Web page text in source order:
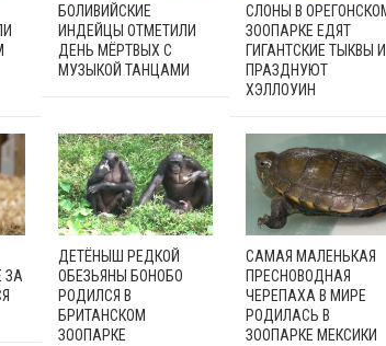
БОЛИВИЙСКИЕ
ИНДЕЙЦЫ ОТМЕТИЛИ
ДЕНЬ МЁРТВЫХ С
МУЗЫКОЙ ТАНЦАМИ
СЛОНЫ В
ЗООПАРКЕ ЕДЯТ
ГИГАНТСКИЕ ТЫКВЫ И
ПРАЗДНУЮТ
ХЭЛЛОУИН
ЗА
ДЕТЁНЫШ РЕДКОЙ
ОБЕЗЬЯНЫ БОНОБО
РОДИЛСЯ В
БРИТАНСКОМ
ЗООПАРКЕ
САМАЯ МАЛЕНЬКАЯ
ПРЕСНОВОДНАЯ
ЧЕРЕПАХА В МИРЕ
РОДИЛАСЬ В
ЗООПАРКЕ МЕКСИКИ